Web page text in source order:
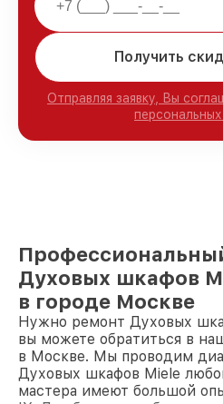
Получить
Отправляя заявку, Вы
Духовых шкафов
в городе Москве
Нужно ремонт Духовых
вы можете обратиться в
в Москве. Мы проводим
Духовых шкафов Miele
мастера имеют большой